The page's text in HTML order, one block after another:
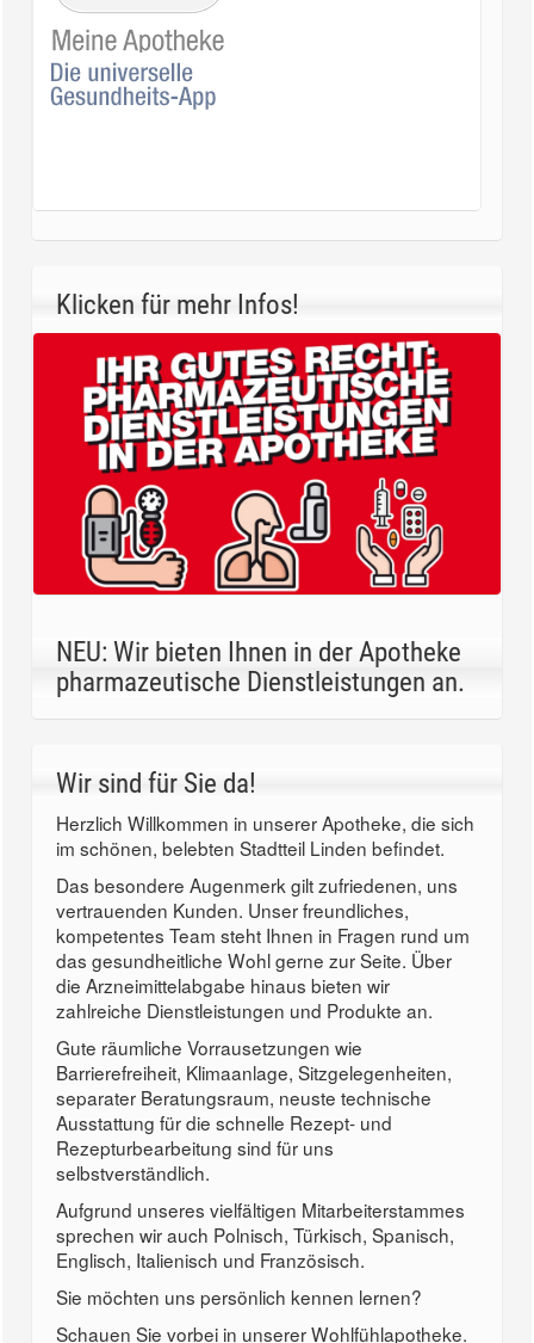
Klicken für mehr Infos!
NEU: Wir bieten Ihnen in der Apotheke
pharmazeutische Dienstleistungen an.
Wir sind für Sie da!
Herzlich Willkommen in unserer Apotheke, die sich
im schönen, belebten Stadtteil Linden befindet.
Das besondere Augenmerk gilt zufriedenen, uns
vertrauenden Kunden. Unser freundliches,
kompetentes Team steht Ihnen in Fragen rund um
das gesundheitliche Wohl gerne zur Seite. Über
die Arzneimittelabgabe hinaus bieten wir
zahlreiche Dienstleistungen und Produkte an.
Gute räumliche Vorrausetzungen wie
Barrierefreiheit, Klimaanlage, Sitzgelegenheiten,
separater Beratungsraum, neuste technische
Ausstattung für die schnelle Rezept- und
Rezepturbearbeitung sind für uns
selbstverständlich.
Aufgrund unseres vielfältigen Mitarbeiterstammes
sprechen wir auch Polnisch, Türkisch, Spanisch,
Englisch, Italienisch und Französisch.
Sie möchten uns persönlich kennen lernen?
Schauen Sie vorbei in unserer Wohlfühlapotheke.